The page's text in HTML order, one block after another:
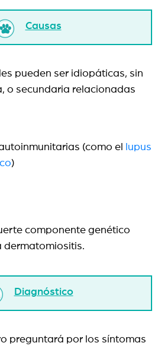
Causas
pueden ser idiopáticas, sin
o secundaria relacionadas
(como el
lupus
)
componente genético
dermatomiositis.
Diagnóstico
preguntará por los síntomas